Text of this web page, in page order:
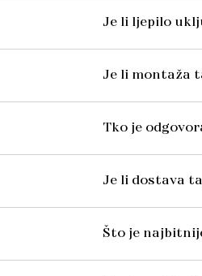
Je li ljepilo
Je li montaža
Tko je
Je li dostava
Što je